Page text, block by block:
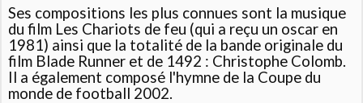
Ses compositions les plus connues sont la musique
du film Les Chariots de feu (qui a reçu un oscar en
1981) ainsi que la totalité de la bande originale du
film Blade Runner et de 1492 : Christophe Colomb.
Il a également composé l'hymne de la Coupe du
monde de football 2002.